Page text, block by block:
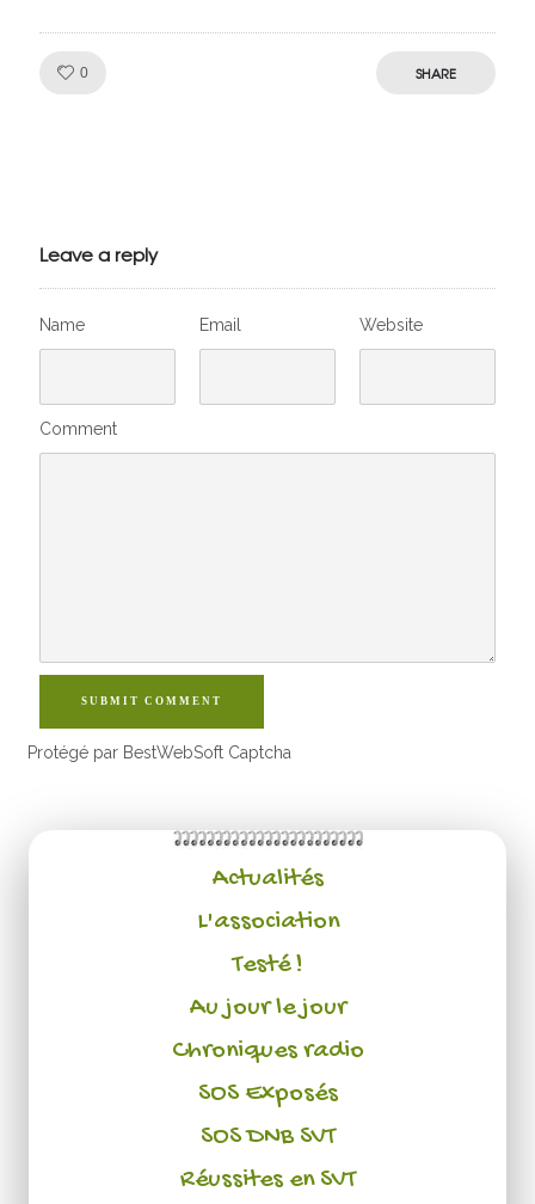
0 SHARE
Leave a reply
Name Email Website
Comment
SUBMIT COMMENT
Protégé par BestWebSoft Captcha
Actualités
L'association
Testé !
Au jour le jour
Chroniques radio
SOS Exposés
SOS DNB SVT
Réussites en SVT